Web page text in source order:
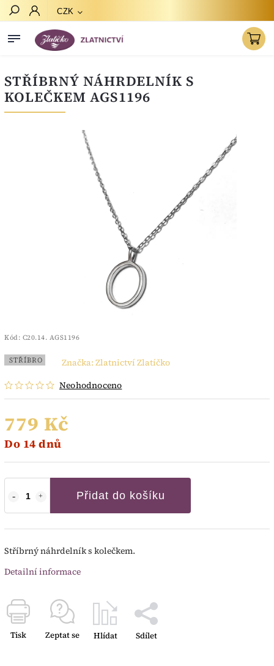
CZK
STŘÍBRNÝ NÁHRDELNÍK S
KOLEČKEM AGS1196
Kód: C20.14. AGS1196
STŘÍBRO
Neohodnoceno
Značka: Zlatnictví Zlatíčko
779 Kč
Do 14 dnů
Přidat do košíku
Stříbrný náhrdelník s kolečkem.
Detailní informace
Tisk Zeptat se Hlídat Sdílet